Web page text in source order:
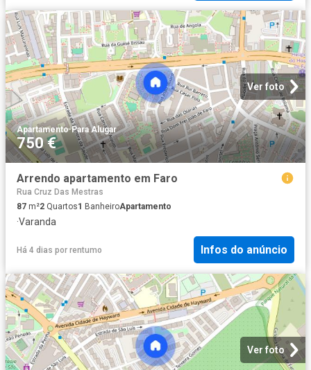
Ver foto
Apartamento·Para Alugar
750 €
Arrendo apartamento em Faro
Rua Cruz Das Mestras
87 m²2 Quartos1 BanheiroApartamento
·Varanda
Há 4 dias por rentumo Infos do anúncio
Ver foto